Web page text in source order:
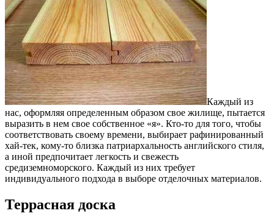
Каждый из
нас, оформляя определенным образом свое жилище, пытается
выразить в нем свое собственное «я». Кто-то для того, чтобы
соответствовать своему времени, выбирает рафинированный
хай-тек, кому-то близка патриархальность английского стиля,
а иной предпочитает легкость и свежесть
средиземноморского. Каждый из них требует
индивидуального подхода в выборе отделочных материалов.
Террасная доска